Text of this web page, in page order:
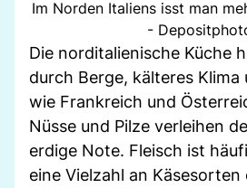
Im Norden Italiens isst man
-
Die norditalienische Küche
durch Berge, kälteres Klima
wie Frankreich und
Nüsse und Pilze verleihen
erdige Note. Fleisch ist
eine Vielzahl an